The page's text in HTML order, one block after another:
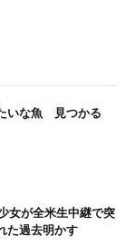
いな魚 見つかる
女が全米生中継で突
た過去明かす